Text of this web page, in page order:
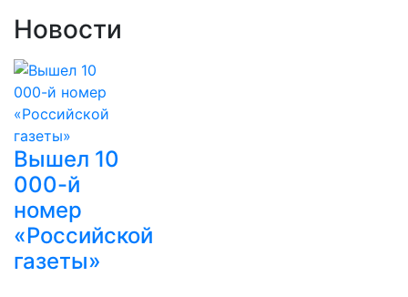
Новости
Вышел 10
000-й
номер
«Российской
газеты»